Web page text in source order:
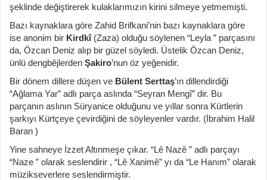
şeklinde değiştirerek kulaklarımızın kirini silmeye yetmemişti.
Bazı kaynaklara göre Zahid Brifkani’nin bazı kaynaklara göre
ise anonim bir Kirdkî(Zaza) olduğu söylenen “Leyla ” parçasını
da, Özcan Deniz alıp bir güzel söyledi. Üstelik Özcan Deniz,
ünlü dengbêjlerden Şakiro’nun öz yeğenidir.
Bir dönem dillere düşen ve Bülent Serttaş’ın dillendirdiği
“Ağlama Yar” adlı parça aslında “Seyran Mengî” dir. Bu
parçanın aslının Süryanice olduğunu ve yıllar sonra Kürtlerin
şarkıyı Kürtçeye çevirdiğini de söyleyenler vardır. (İbrahim Halil
Baran )
Yine sahneye İzzet Altınmeşe çıkar. “Lê Nazê ” adlı parçayı
“Naze ” olarak seslendirir , “Lê Xanimê” yı da “Le Hanım” olarak
müzikseverlere seslendirmiştir.